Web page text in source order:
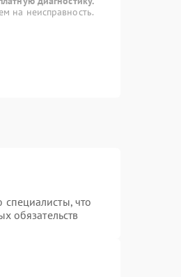
на неисправность.
что
обязательств